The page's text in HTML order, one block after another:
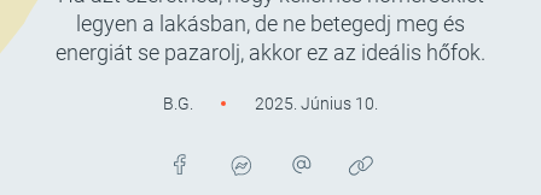
legyen a lakásban, de ne betegedj meg és
energiát se pazarolj, akkor ez az ideális hőfok.
B.G. 2025. Június 10.